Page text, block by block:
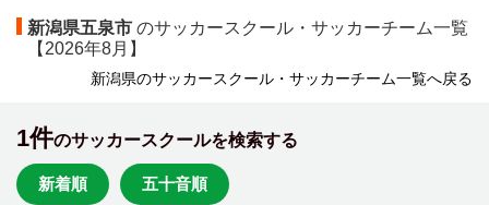
新潟県五泉市 のサッカースクール・サッカーチーム一覧
【 2026年8月】
新潟県のサッカースクール・サッカーチーム一覧へ戻る
1件のサッカースクールを検索する
新着順 五十音順